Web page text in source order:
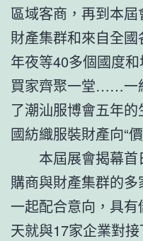
區域客商，再到本
財產集群和來自全
年夜等40多個國度
買家齊聚一堂……一
了潮汕服博會五年
國紡織服裝財產向“
本屆展會揭幕
購商與財產集群的多
一起配合意向，具
天就與17家企業對接